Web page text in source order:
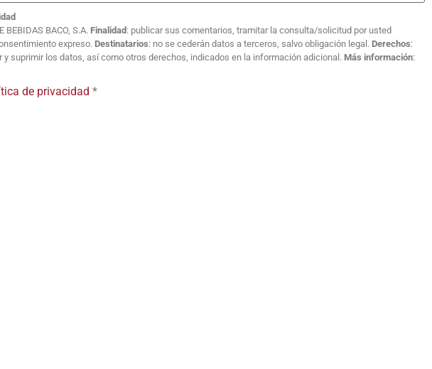
BEBIDAS BACO, S.A. Finalidad : publicar sus comentarios, tramitar la consulta/solicitud por usted
expreso. Destinatarios: no se cederán datos a terceros, salvo obligación legal. Derechos:
y suprimir los datos, así como otros derechos, indicados en la información adicional. Más información:
de privacidad *